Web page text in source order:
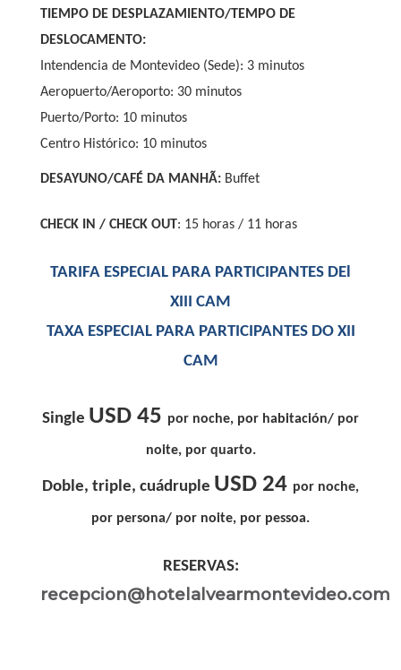
TIEMPO DE DESPLAZAMIENTO/TEMPO DE
DESLOCAMENTO:
Intendencia de Montevideo (Sede): 3 minutos
Aeropuerto/Aeroporto: 30 minutos
Puerto/Porto: 10 minutos
Centro Histórico: 10 minutos
DESAYUNO/CAFÉ DA MANHÃ: Buffet
CHECK IN / CHECK OUT: 15 horas / 11 horas
TARIFA ESPECIAL PARA PARTICIPANTES DEl
XIII CAM
TAXA ESPECIAL PARA PARTICIPANTES DO XII
CAM
Single USD 45 por noche, por habitación/ por
noite, por quarto.
Doble, triple, cuádruple USD 24 por noche,
por persona/ por noite, por pessoa.
RESERVAS:
recepcion@hotelalvearmontevideo.com